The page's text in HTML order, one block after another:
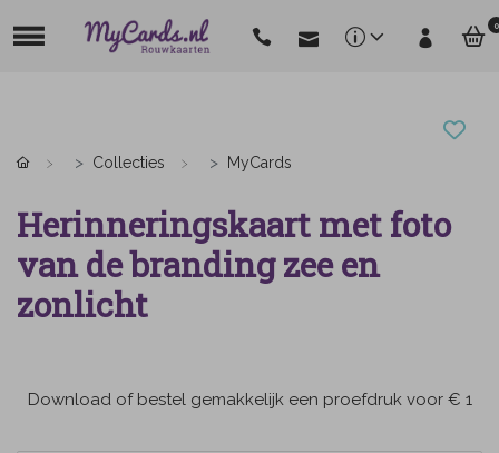
0
Collecties MyCards
Herinneringskaart met foto
van de branding zee en
zonlicht
Download of bestel gemakkelijk een proefdruk voor € 1